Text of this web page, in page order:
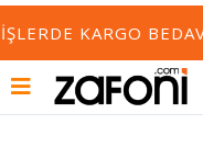
KARGO BEDAVA